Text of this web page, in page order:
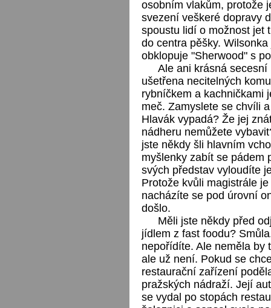
osobním vlakům, protože
svezení veškeré dopravy
spoustu lidí o možnost jet
do centra pěšky.
obklopuje "Sherwood" s
Ale ani krásná
ušetřena necitelných
rybníčkem a kachničkami
meč. Zamyslete se chvíli
Hlavák vypadá? Že jej
nádheru nemůžete
jste někdy šli hlavním
myšlenky zabít se pádem
svých představ vyloudíte
Protože kvůli magistrále
nacházíte se pod úrovní
došlo.
Měli jste někdy před
jídlem z fast foodu?
nepořídíte. Ale neměla by
ale už není. Pokud se
restaurační zařízení
pražských nádraží. Její
se vydal po stopách